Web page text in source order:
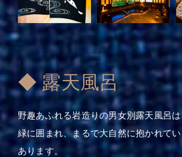
◆ 露天風呂
野趣あふれる岩造りの男女別露天風呂
緑に囲まれ、まるで大自然に抱かれて
あります。